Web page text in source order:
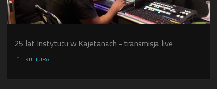
25 lat Instytutu w Kajetanach - transmisja live
KULTURA